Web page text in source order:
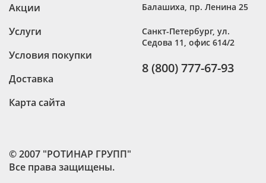
© 2007 "РОТИНАР ГРУПП"
Все права защищены.
Акции
Услуги
Условия покупки
Доставка
Карта сайта
Балашиха пр. Ленина 25
Санкт-Петербург, ул.
Седова 11, офис 614/2
8 (800) 777-67-93